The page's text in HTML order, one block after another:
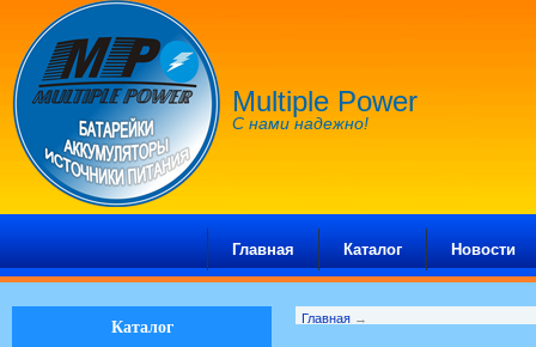
Multiple Power
С нами надежно!
Главная Каталог Новости
Каталог Главная →